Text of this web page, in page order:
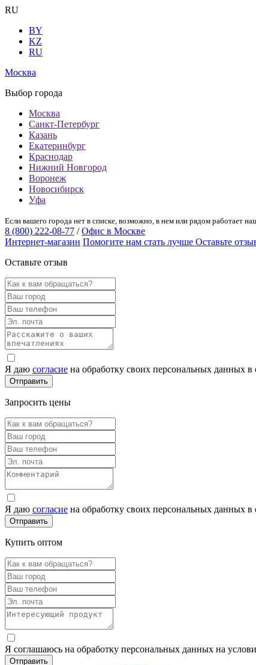
RU
BY
KZ
RU
Москва
Выбор города
Москва
Санкт-Петербург
Казань
Екатеринбург
Краснодар
Нижний Новгород
Воронеж
Новосибирск
Уфа
Если вашего города нет в списке, возможно, в нем или рядом работает
8 (800) 222-08-77 / Офис в Москве
Интернет-магазин Помогите нам стать лучше Оставьте
Оставьте отзыв
Я даю согласие на обработку своих персональных данных в
Запросить цены
Я даю согласие на обработку своих персональных данных в
Купить оптом
Я соглашаюсь на обработку персональных данных на